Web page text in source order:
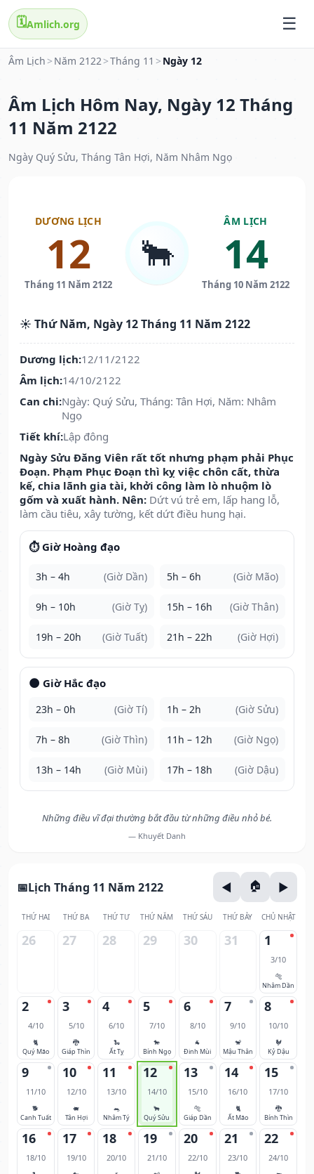
🗓️Amlich.org
Âm Lịch > Năm 2122>Tháng 11 > Ngày 12
Âm Lịch Hôm Nay, Ngày 12 Tháng
11 Năm 2122
Ngày Quý Sửu, Tháng Tân Hợi, Năm Nhâm Ngọ
DƯƠNG LỊCH
12
Tháng 11 Năm 2122
🐂
ÂM LỊCH
14
Tháng 10 Năm 2122
☀️ Thứ Năm, Ngày 12 Tháng 11 Năm 2122
Dương lịch:12/11/2122
Âm lịch:14/10/2122
Can chi:Ngày: Quý Sửu, Tháng: Tân Hợi, Năm: Nhâm
Ngọ
Tiết khí:Lập đông
Ngày Sửu Đăng Viên rất tốt nhưng phạm phải Phục
Đoạn. Phạm Phục Đoạn thì kỵ việc chôn cất, thừa
kế, chia lãnh gia tài, khởi công làm lò nhuộm lò
gốm và xuất hành. Nên: Dứt vú trẻ em, lấp hang lỗ,
làm cầu tiêu, xây tường, kết dứt điều hung hại.
⏱️ Giờ Hoàng đạo
3h – 4h (Giờ Dần) 5h – 6h (Giờ Mão)
9h – 10h (Giờ Tỵ) 15h – 16h (Giờ Thân)
19h – 20h (Giờ Tuất) 21h – 22h (Giờ Hợi)
🌑 Giờ Hắc đạo
23h – 0h (Giờ Tí) 1h – 2h (Giờ Sửu)
7h – 8h (Giờ Thìn) 11h – 12h (Giờ Ngọ)
13h – 14h (Giờ Mùi) 17h – 18h (Giờ Dậu)
Những điều vĩ đại thường bắt đầu từ những điều nhỏ bé.
— Khuyết Danh
Lịch Tháng 11 Năm 2122
THỨ HAI THỨ BA THỨ TƯ THỨ NĂM THỨ SÁU THỨ BẢY CHỦ NHẬT
26 27 28 29 30 31 1
3/10
🐅
Nhâm Dần
2
4/10
🐈
Quý Mão
3
5/10
🐉
Giáp Thìn
4
6/10
🐍
Ất Tỵ
5
7/10
🐎
Bính Ngọ
6
8/10
🐐
Đinh Mùi
7
9/10
🐒
Mậu Thân
8
10/10
🐓
Kỷ Dậu
9
11/10
🐕
Canh Tuất
10
12/10
🐖
Tân Hợi
11
13/10
🐀
Nhâm Tý
12
14/10
🐂
Quý Sửu
13
15/10
🐅
Giáp Dần
14
16/10
🐈
Ất Mão
15
17/10
🐉
Bính Thìn
16
18/10
17
19/10
18
20/10
19
21/10
20
22/10
21
23/10
22
24/10